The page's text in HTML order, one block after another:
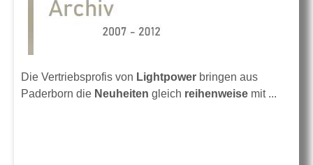
Die Vertriebsprofis von Lightpower bringen aus
Paderborn die Neuheiten gleich reihenweise mit ...